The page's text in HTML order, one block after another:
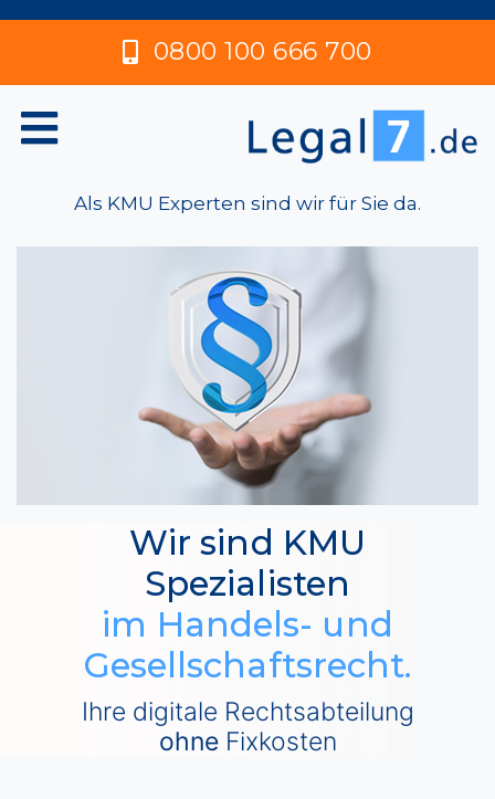
0800 100 666 700
Als KMU Experten sind wir für Sie da.
Wir sind KMU
Spezialisten
im Handels- und
Gesellschaftsrecht.
Ihre digitale Rechtsabteilung
ohneFixkosten